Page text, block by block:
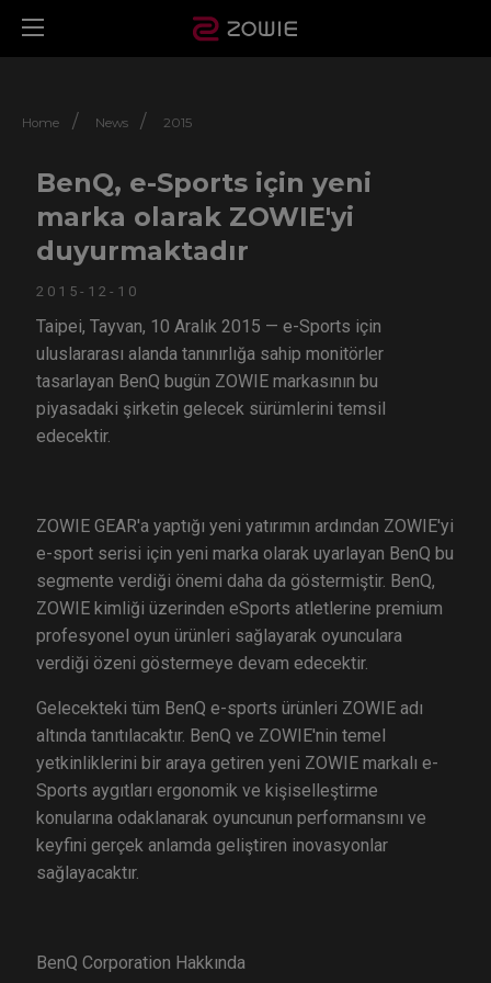
Home / News / 2015
BenQ, e-Sports için yeni
marka olarak ZOWIE'yi
duyurmaktadır
2015-12-10
Taipei, Tayvan, 10 Aralık 2015 — e-Sports için
uluslararası alanda tanınırlığa sahip monitörler
tasarlayan BenQ bugün ZOWIE markasının bu
piyasadaki şirketin gelecek sürümlerini temsil
edecektir.
ZOWIE GEAR'a yaptığı yeni yatırımın ardından ZOWIE'yi
e-sport serisi için yeni marka olarak uyarlayan BenQ bu
segmente verdiği önemi daha da göstermiştir. BenQ,
ZOWIE kimliği üzerinden eSports atletlerine premium
profesyonel oyun ürünleri sağlayarak oyunculara
verdiği özeni göstermeye devam edecektir.
Gelecekteki tüm BenQ e-sports ürünleri ZOWIE adı
altında tanıtılacaktır. BenQ ve ZOWIE'nin temel
yetkinliklerini bir araya getiren yeni ZOWIE markalı e-
Sports aygıtları ergonomik ve kişiselleştirme
konularına odaklanarak oyuncunun performansını ve
keyfini gerçek anlamda geliştiren inovasyonlar
sağlayacaktır.
BenQ Corporation Hakkında